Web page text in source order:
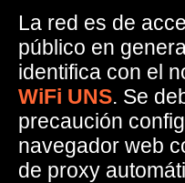
La red es de
público en
identifica con el
WiFi UNS. Se
precaución
navegador web
de proxy